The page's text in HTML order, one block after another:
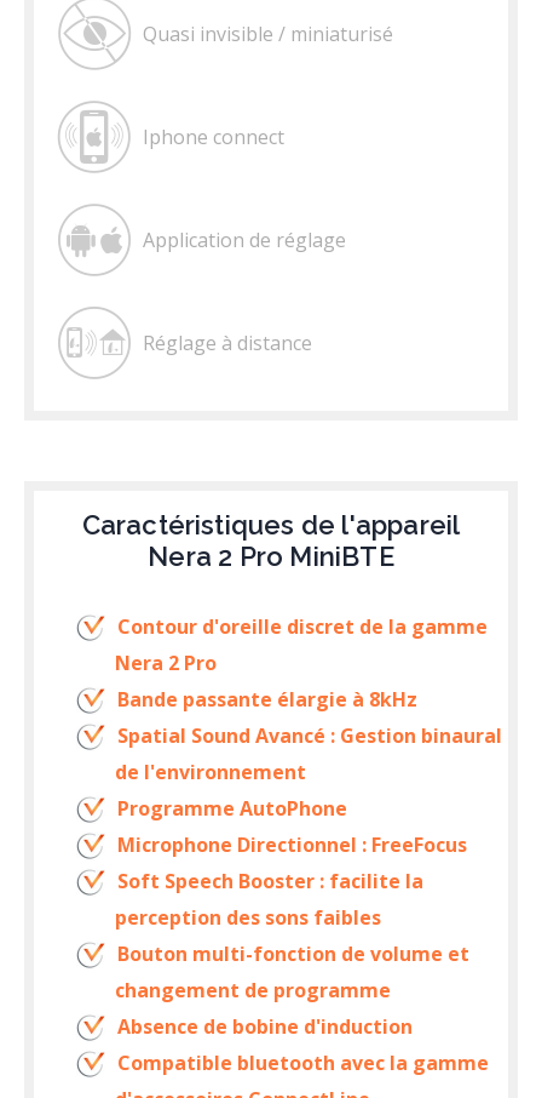
Quasi invisible / miniaturisé
Iphone connect
Application de réglage
Réglage à distance
Caractéristiques de l'appareil
Nera 2 Pro MiniBTE
Contour d'oreille discret de la gamme
Nera 2 Pro
Bande passante élargie à 8kHz
Spatial Sound Avancé : Gestion binaural
de l'environnement
Programme AutoPhone
Microphone Directionnel : FreeFocus
Soft Speech Booster : facilite la
perception des sons faibles
Bouton multi-fonction de volume et
changement de programme
Absence de bobine d'induction
Compatible bluetooth avec la gamme